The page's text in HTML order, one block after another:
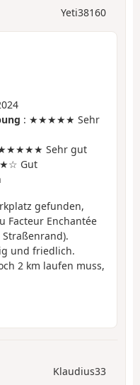
Yeti38160
: ★★★★★ Sehr
Sehr gut
Gut
gefunden,
Facteur Enchantée
und friedlich.
2 km laufen muss,
Klaudius33